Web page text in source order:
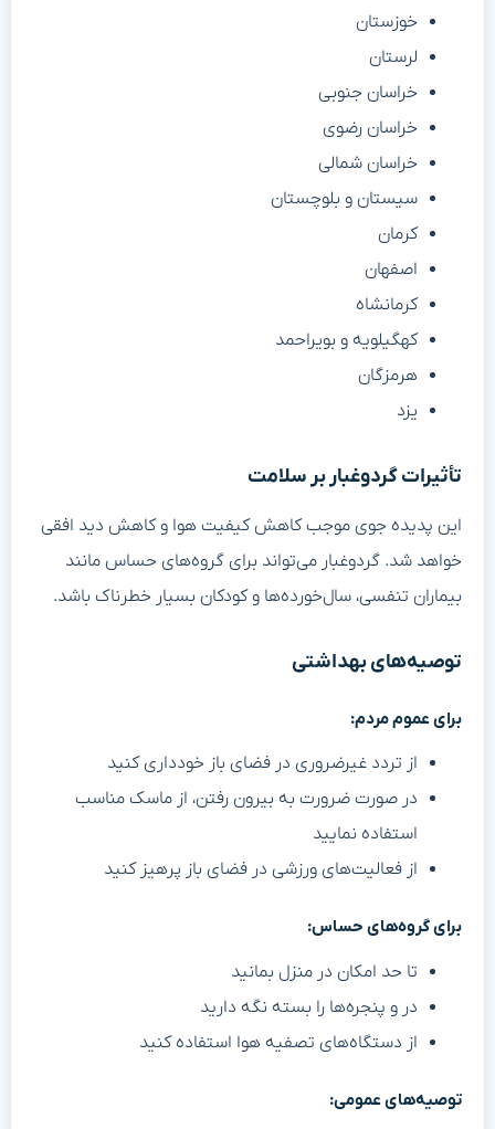
خوزستان
لرستان
خراسان جنوبی
خراسان رضوی
خراسان شمالی
سیستان و بلوچستان
کرمان
اصفهان
کرمانشاه
کهگیلویه و بویراحمد
هرمزگان
یزد
تأثیرات گردوغبار بر سلامت
این پدیده جوی موجب کاهش کیفیت هوا و کاهش دید افقی
خواهد شد. گردوغبار می‌تواند برای گروه‌های حساس مانند
بیماران تنفسی، سال‌خورده‌ها و کودکان بسیار خطرناک باشد.
توصیه‌های بهداشتی
برای عموم مردم:
از تردد غیرضروری در فضای باز خودداری کنید
در صورت ضرورت به بیرون رفتن، از ماسک مناسب
استفاده نمایید
از فعالیت‌های ورزشی در فضای باز پرهیز کنید
برای گروه‌های حساس:
تا حد امکان در منزل بمانید
در و پنجره‌ها را بسته نگه دارید
از دستگاه‌های تصفیه هوا استفاده کنید
توصیه‌های عمومی: